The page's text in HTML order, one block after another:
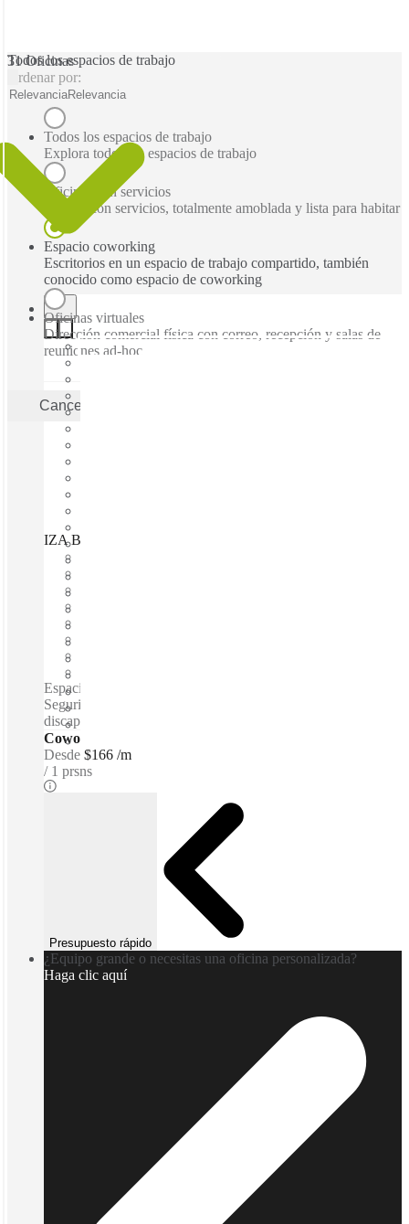
Todos los espacios de trabajo
Todos los espacios de trabajo
Explora todos los espacios de trabajo
Oficinas con servicios
Oficina con servicios, totalmente amoblada y lista para habitar
Espacio coworking
Escritorios en un espacio de trabajo compartido, también
conocido como espacio de coworking
Oficinas virtuales
Dirección comercial física con correo, recepción y salas de
reuniones ad-hoc
Cancelar
31 Oficinas
Ordenar por:
RelevanciaRelevancia
IZA BC Avanta Gardens, San Pedro Garza García, 66266
Espacios de coworking / Acceso 24 horas 365 días -
Seguridad las 24 horas al día - Medidos para personas
discapacitadas - WiFi
Coworking - Escritorios dedicados
Desde $166 /m
1 prsns
Presupuesto rápido
¿Equipo grande o necesitas una oficina personalizada?
Haga clic aquí